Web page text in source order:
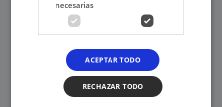
necesarias
ACEPTAR TODO
RECHAZAR TODO